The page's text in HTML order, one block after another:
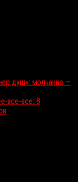
душ»: молчание —
все-все: 8